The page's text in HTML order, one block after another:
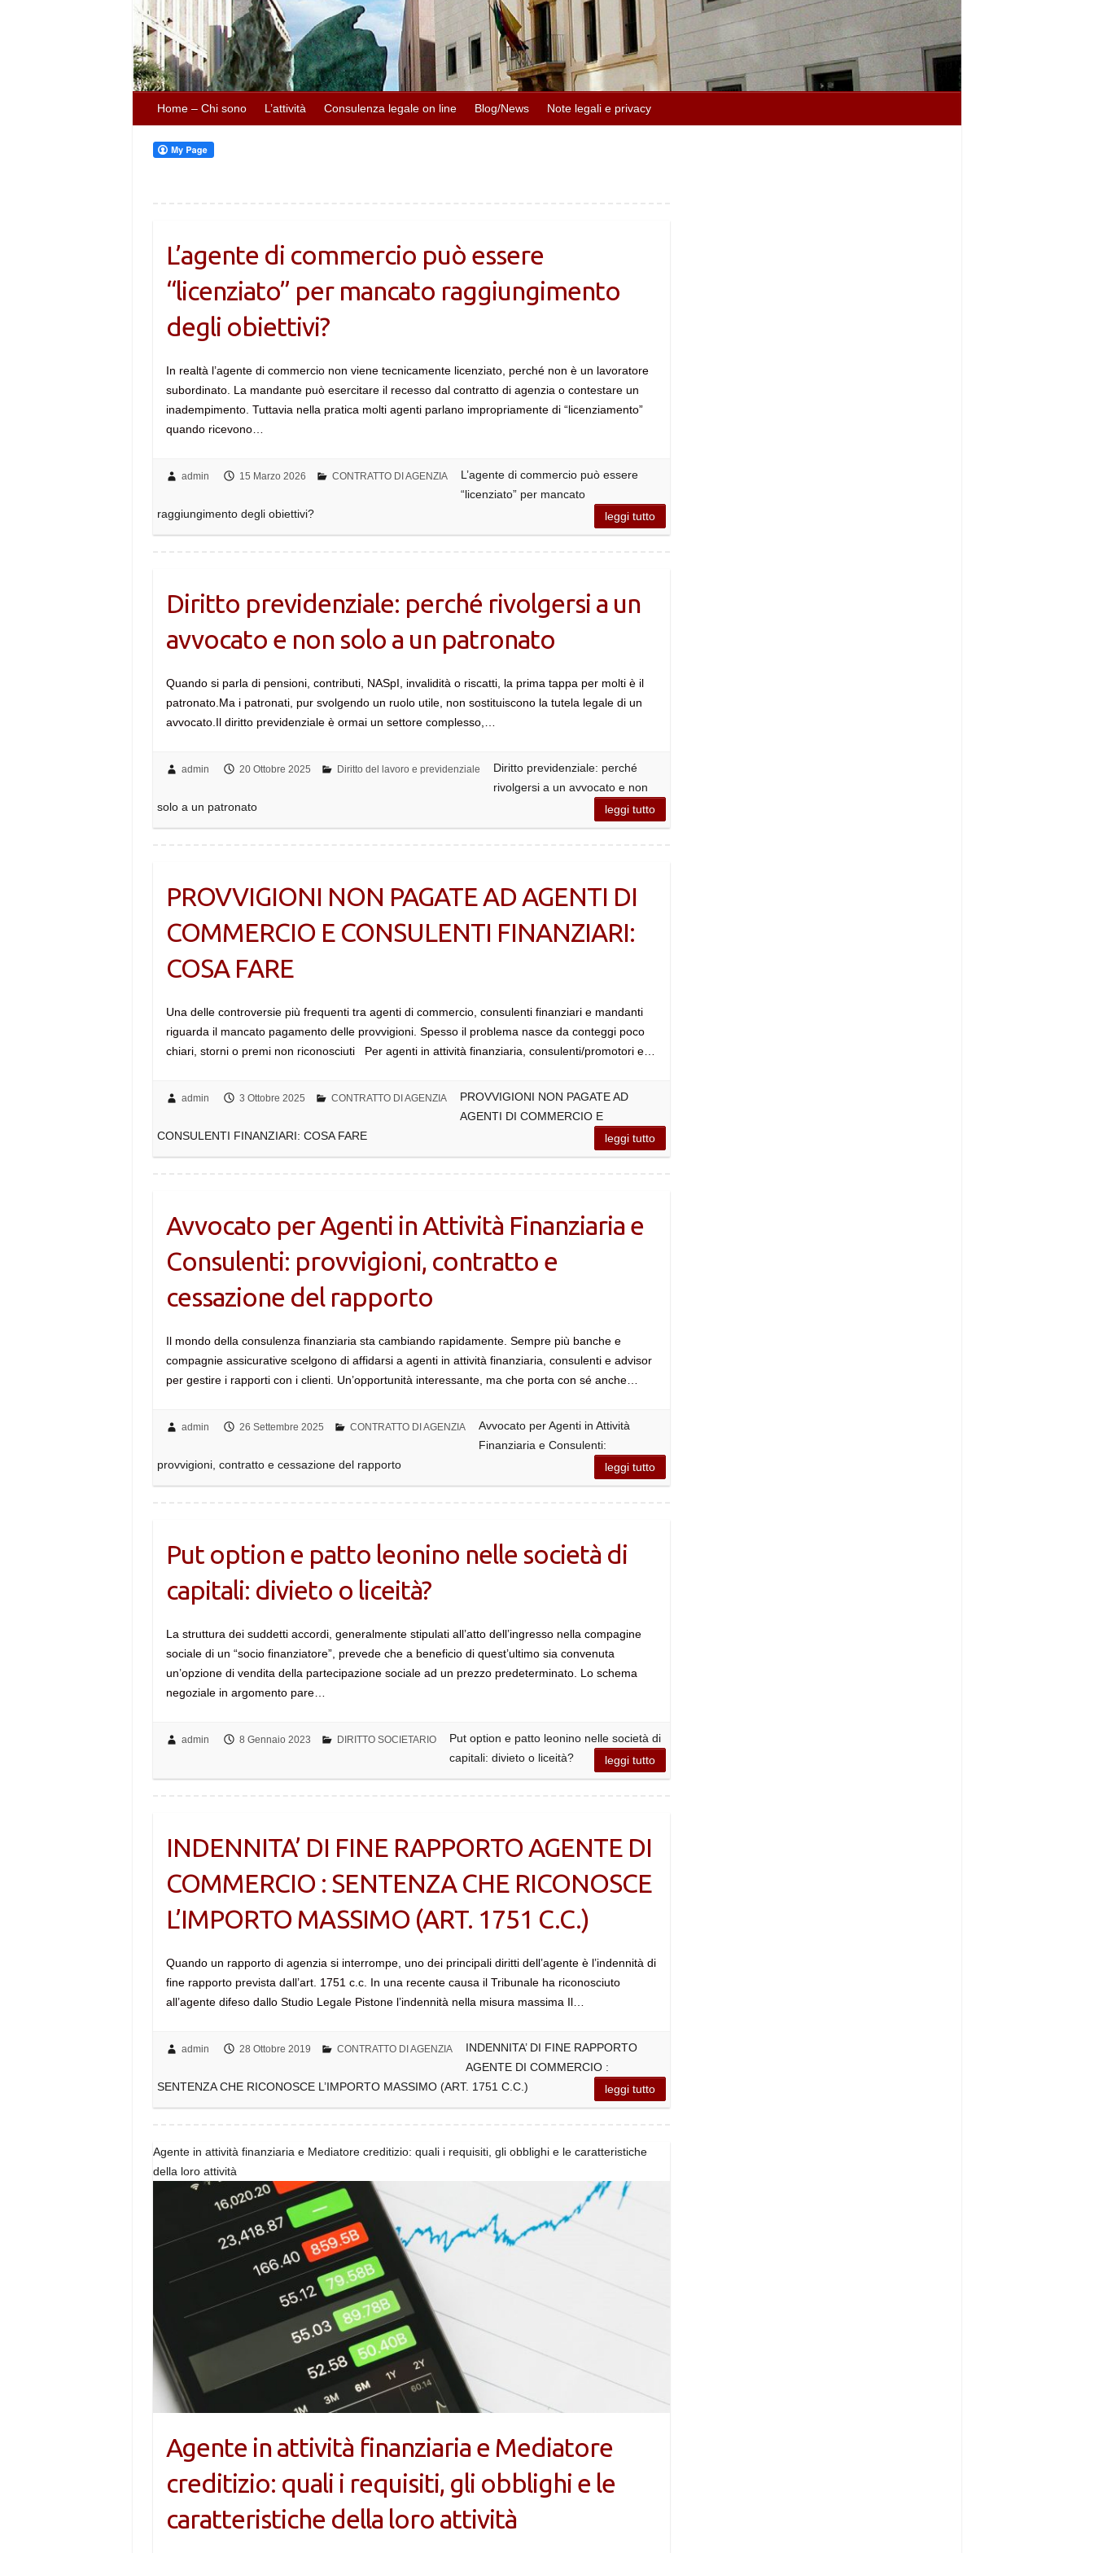
Home – Chi sono L’attività Consulenza legale on line Blog/News Note legali e privacy
L’agente di commercio può essere
“licenziato” per mancato raggiungimento
degli obiettivi?
In realtà l’agente di commercio non viene tecnicamente licenziato, perché non è un lavoratore
subordinato. La mandante può esercitare il recesso dal contratto di agenzia o contestare un
inadempimento. Tuttavia nella pratica molti agenti parlano impropriamente di “licenziamento”
quando ricevono…
admin 15 Marzo 2026 CONTRATTO DI AGENZIA
L’agente di commercio può essere
“licenziato” per mancato
raggiungimento degli obiettivi?
leggi tutto
Diritto previdenziale: perché rivolgersi a un
avvocato e non solo a un patronato
Quando si parla di pensioni, contributi, NASpI, invalidità o riscatti, la prima tappa per molti è il
patronato.Ma i patronati, pur svolgendo un ruolo utile, non sostituiscono la tutela legale di un
avvocato.Il diritto previdenziale è ormai un settore complesso,…
admin 20 Ottobre 2025 Diritto del lavoro e previdenziale
Diritto previdenziale: perché
rivolgersi a un avvocato e non
solo a un patronato
leggi tutto
PROVVIGIONI NON PAGATE AD AGENTI DI
COMMERCIO E CONSULENTI FINANZIARI:
COSA FARE
Una delle controversie più frequenti tra agenti di commercio, consulenti finanziari e mandanti
riguarda il mancato pagamento delle provvigioni. Spesso il problema nasce da conteggi poco
chiari, storni o premi non riconosciuti Per agenti in attività finanziaria, consulenti/promotori e…
admin 3 Ottobre 2025 CONTRATTO DI AGENZIA
PROVVIGIONI NON PAGATE AD
AGENTI DI COMMERCIO E
CONSULENTI FINANZIARI: COSA FARE
leggi tutto
Avvocato per Agenti in Attività Finanziaria e
Consulenti: provvigioni, contratto e
cessazione del rapporto
Il mondo della consulenza finanziaria sta cambiando rapidamente. Sempre più banche e
compagnie assicurative scelgono di affidarsi a agenti in attività finanziaria, consulenti e advisor
per gestire i rapporti con i clienti. Un’opportunità interessante, ma che porta con sé anche…
admin 26 Settembre 2025 CONTRATTO DI AGENZIA
Avvocato per Agenti in Attività
Finanziaria e Consulenti:
provvigioni, contratto e cessazione del rapporto
leggi tutto
Put option e patto leonino nelle società di
capitali: divieto o liceità?
La struttura dei suddetti accordi, generalmente stipulati all’atto dell’ingresso nella compagine
sociale di un “socio finanziatore”, prevede che a beneficio di quest’ultimo sia convenuta
un’opzione di vendita della partecipazione sociale ad un prezzo predeterminato. Lo schema
negoziale in argomento pare…
admin 8 Gennaio 2023 DIRITTO SOCIETARIO
Put option e patto leonino nelle società di
capitali: divieto o liceità?
leggi tutto
INDENNITA’ DI FINE RAPPORTO AGENTE DI
COMMERCIO : SENTENZA CHE RICONOSCE
L’IMPORTO MASSIMO (ART. 1751 C.C.)
Quando un rapporto di agenzia si interrompe, uno dei principali diritti dell’agente è l’indennità di
fine rapporto prevista dall’art. 1751 c.c. In una recente causa il Tribunale ha riconosciuto
all’agente difeso dallo Studio Legale Pistone l’indennità nella misura massima Il…
admin 28 Ottobre 2019 CONTRATTO DI AGENZIA
INDENNITA’ DI FINE RAPPORTO
AGENTE DI COMMERCIO :
SENTENZA CHE RICONOSCE L’IMPORTO MASSIMO (ART. 1751 C.C.)
leggi tutto
Agente in attività finanziaria e Mediatore creditizio: quali i requisiti, gli obblighi e le caratteristiche
della loro attività
Agente in attività finanziaria e Mediatore
creditizio: quali i requisiti, gli obblighi e le
caratteristiche della loro attività